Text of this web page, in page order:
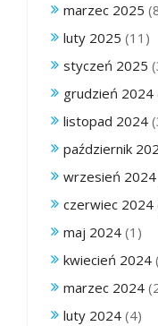
marzec 2025
luty 2025 (11)
styczeń 2025
grudzień 2024
listopad 2024
październik
wrzesień 2024
czerwiec 2024
maj 2024 (1)
kwiecień 2024
marzec 2024
luty 2024 (4)